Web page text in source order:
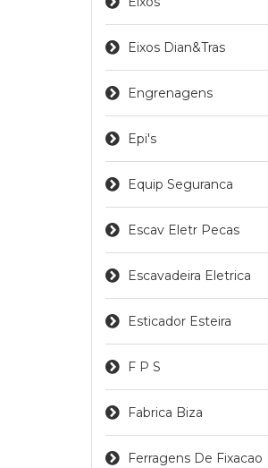
Eixos Dian&tras
Engrenagens
Epi's
Equip Seguranca
Escav Eletr Pecas
Escavadeira Eletrica
Esticador Esteira
F P S
Fabrica Biza
Ferragens De Fixacao